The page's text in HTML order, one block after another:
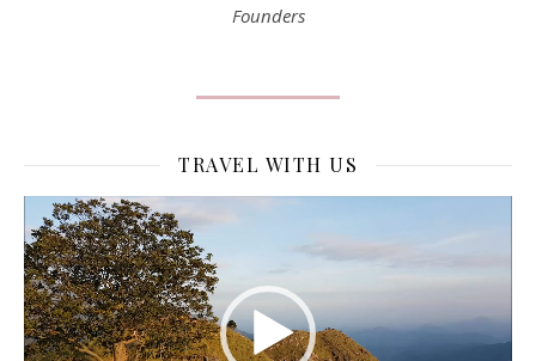
Founders
TRAVEL WITH US
Lecteur
vidéo